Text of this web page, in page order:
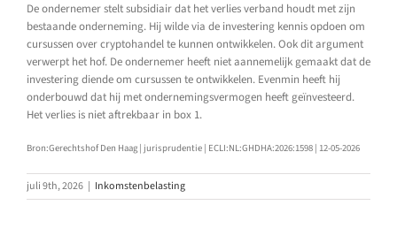
De ondernemer stelt subsidiair dat het verlies verband houdt met zijn
bestaande onderneming. Hij wilde via de investering kennis opdoen om
cursussen over cryptohandel te kunnen ontwikkelen. Ook dit argument
verwerpt het hof. De ondernemer heeft niet aannemelijk gemaakt dat de
investering diende om cursussen te ontwikkelen. Evenmin heeft hij
onderbouwd dat hij met ondernemingsvermogen heeft geïnvesteerd.
Het verlies is niet aftrekbaar in box 1.
Bron:Gerechtshof Den Haag | jurisprudentie | ECLI:NL:GHDHA:2026:1598 | 12-05-2026
juli 9th, 2026 | Inkomstenbelasting